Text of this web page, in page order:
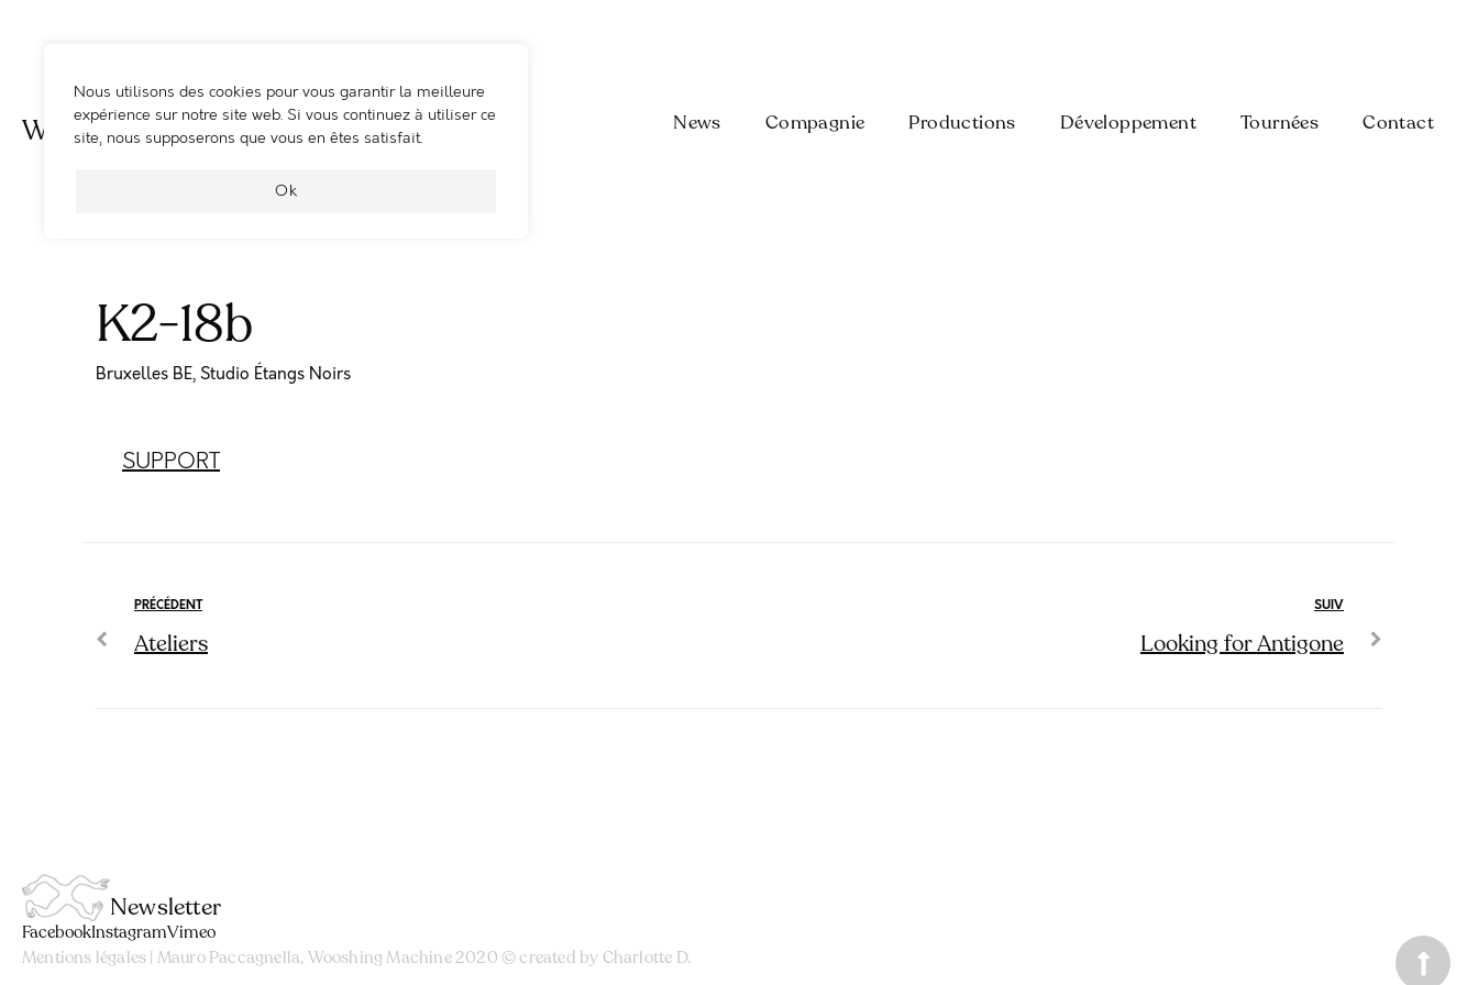
Nous utilisons des cookies pour vous garantir la meilleure
expérience sur notre site web. Si vous continuez à utiliser ce
site, nous supposerons que vous en êtes satisfait.
Ok
WOOSHING MACHINE News Compagnie Productions Développement Tournées Contact
K2-18b
Bruxelles BE, Studio Étangs Noirs
SUPPORT
PRÉCÉDENT
Ateliers
SUIV
Looking for Antigone
Newsletter
FacebookInstagramVimeo
Mentions légales | Mauro Paccagnella, Wooshing Machine 2020 © created by Charlotte D.